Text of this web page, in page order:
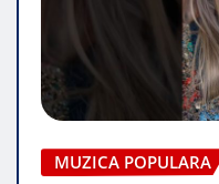
MUZICA POPULARA